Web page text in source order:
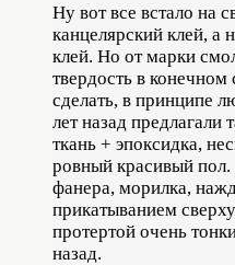
Ну вот все встало на
канцелярский клей, а
клей. Но от марки
твердость в
сделать, в принципе
лет назад
ткань + эпоксидка,
ровный красивый пол.
фанера, морилка,
прикатыванием
протертой очень
назад.